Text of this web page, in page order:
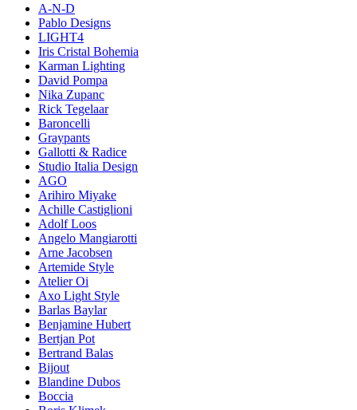
A-N-D
Pablo Designs
LIGHT4
Iris Cristal Bohemia
Karman Lighting
David Pompa
Nika Zupanc
Rick Tegelaar
Baroncelli
Graypants
Gallotti & Radice
Studio Italia Design
AGO
Arihiro Miyake
Achille Castiglioni
Adolf Loos
Angelo Mangiarotti
Arne Jacobsen
Artemide Style
Atelier Oi
Axo Light Style
Barlas Baylar
Benjamine Hubert
Bertjan Pot
Bertrand Balas
Bijout
Blandine Dubos
Bocciа